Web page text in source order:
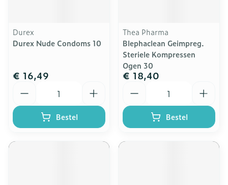
Durex
Durex Nude Condoms 10
€ 16,49
Bestel
Thea Pharma
Blephaclean Geimpreg.
Steriele Kompressen
Ogen 30
€ 18,40
Bestel